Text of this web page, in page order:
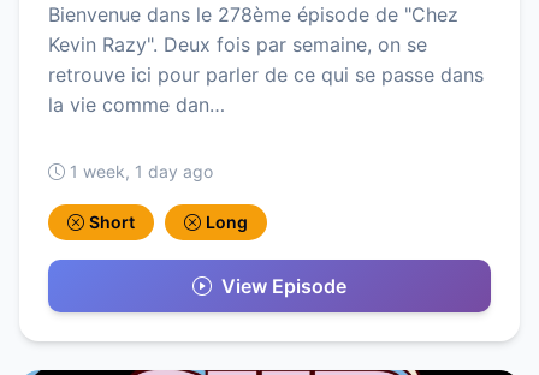
Bienvenue dans le 278ème épisode de "Chez
Kevin Razy". Deux fois par semaine, on se
retrouve ici pour parler de ce qui se passe dans
la vie comme dan…
1 week, 1 day ago
Short Long
View Episode